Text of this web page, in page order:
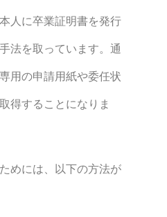
人に卒業証明書を発行
法を取っています。通
用の申請用紙や委任状
得することになりま
めには、以下の方法が